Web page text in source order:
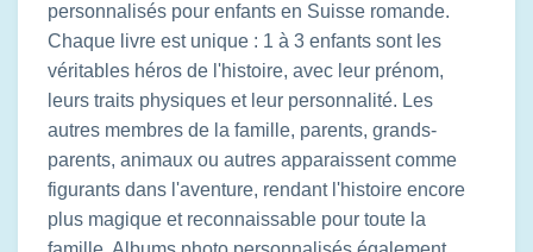
personnalisés pour enfants en Suisse romande.
Chaque livre est unique : 1 à 3 enfants sont les
véritables héros de l'histoire, avec leur prénom,
leurs traits physiques et leur personnalité. Les
autres membres de la famille, parents, grands-
parents, animaux ou autres apparaissent comme
figurants dans l'aventure, rendant l'histoire encore
plus magique et reconnaissable pour toute la